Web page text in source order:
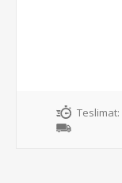
Teslimat: